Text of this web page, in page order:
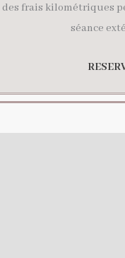
des frais kilométriques
séance